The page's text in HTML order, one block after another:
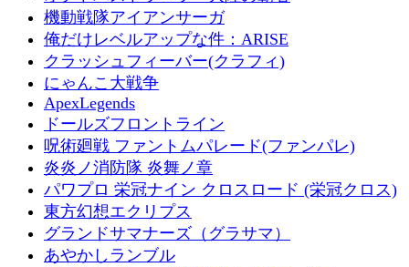
機動戦隊アイアンサーガ
俺だけレベルアップな件：ARISE
クラッシュフィーバー(クラフィ)
にゃんこ大戦争
ApexLegends
ドールズフロントライン
呪術廻戦 ファントムパレード(ファンパレ)
炎炎ノ消防隊 炎舞ノ章
パワプロ 栄冠ナイン クロスロード (栄冠クロス)
東方幻想エクリプス
グランドサマナーズ（グラサマ）
あやかしランブル